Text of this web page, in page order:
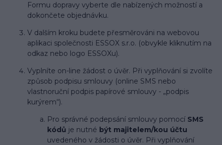
Formu dopravy vyberte dle nabízených možností a
dokončete objednávku.
V dalším kroku budete přesměrováni na webovou
aplikaci společnosti ESSOX s.r.o. (obvykle kliknutím na
odkaz nebo logo ESSOXu).
Vyplníte on-line žádost o úvěr. Při vyplňování si zvolíte
způsob podpisu smlouvy (online SMS nebo
vlastnoruční podpis papírové smlouvy - „podpis
kurýrem“).
Pro správné podepsání smlouvy pomocí SMS
kódů je nutné být majitelem/kou účtu
uvedeného v žádosti o úvěr. Při vyplňování